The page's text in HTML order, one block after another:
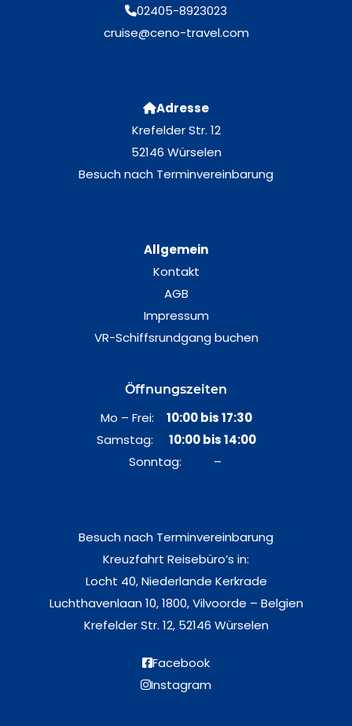
02405-8923023
cruise@ceno-travel.com
Adresse
Krefelder Str. 12
52146 Würselen
Besuch nach Terminvereinbarung
Allgemein
Kontakt
AGB
Impressum
VR-Schiffsrundgang buchen
Öffnungszeiten
Mo – Frei: 10:00 bis 17:30
Samstag: 10:00 bis 14:00
Sonntag: –
Besuch nach Terminvereinbarung
Kreuzfahrt Reisebüro’s in:
Locht 40, Niederlande Kerkrade
Luchthavenlaan 10, 1800, Vilvoorde – Belgien
Krefelder Str. 12, 52146 Würselen
Facebook
Instagram